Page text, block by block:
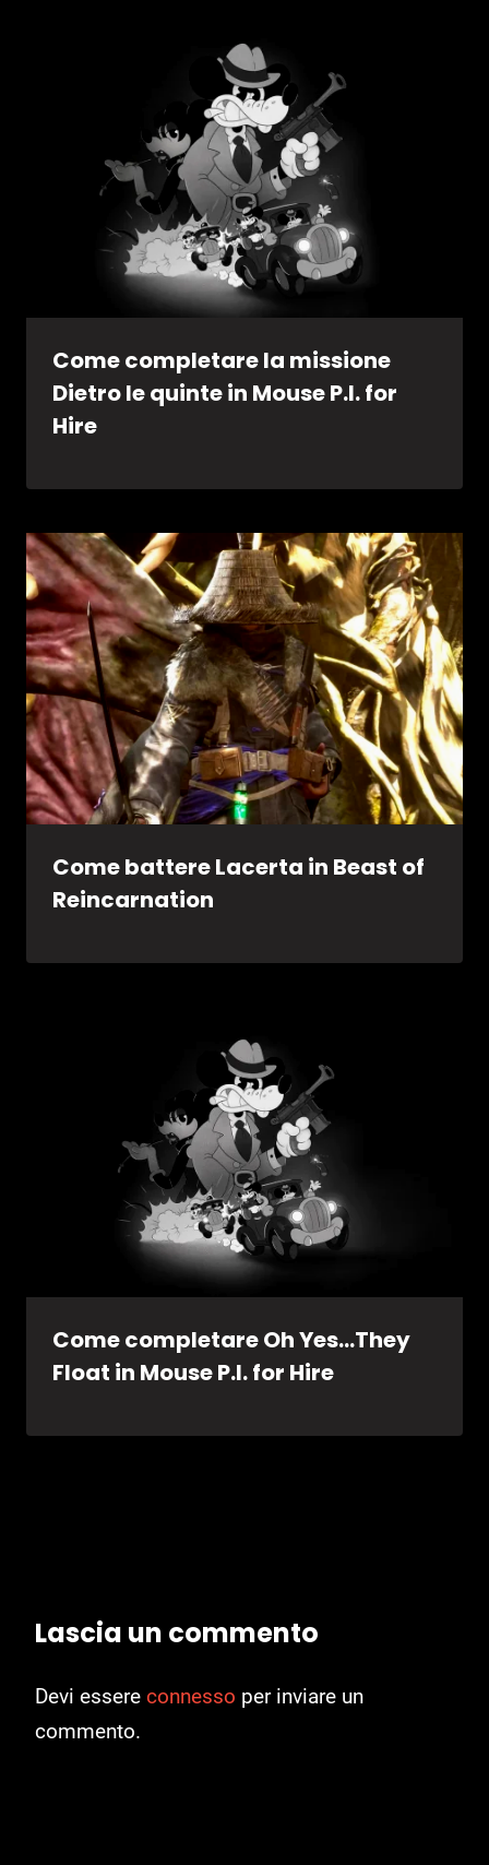
Come completare la missione
Dietro le quinte in Mouse P.I. for
Hire
Come battere Lacerta in Beast of
Reincarnation
Come completare Oh Yes…They
Float in Mouse P.I. for Hire
Lascia un commento
Devi essere connesso per inviare un
commento.